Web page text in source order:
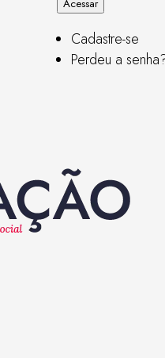
Acessar
Cadastre-se
Perdeu a